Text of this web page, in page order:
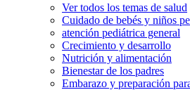
Ver todos los temas de salud
Cuidado de bebés y niños
atención pediátrica general
Crecimiento y desarrollo
Nutrición y alimentación
Bienestar de los padres
Embarazo y preparación